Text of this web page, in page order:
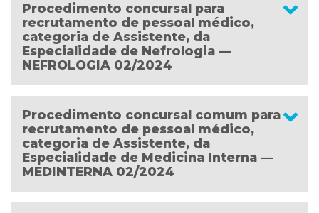
Procedimento concursal para
recrutamento de pessoal médico,
categoria de Assistente, da
Especialidade de Nefrologia —
NEFROLOGIA 02/2024
Procedimento concursal comum para
recrutamento de pessoal médico,
categoria de Assistente, da
Especialidade de Medicina Interna —
MEDINTERNA 02/2024